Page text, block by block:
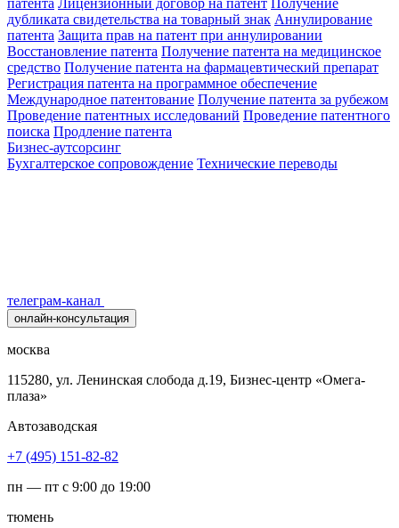
дубликата свидетельства на товарный знак Аннулирование
патента Защита прав на патент при аннулировании
Восстановление патента Получение патента на медицинское
средство Получение патента на фармацевтический препарат
Регистрация патента на программное обеспечение
Международное патентование Получение патента за рубежом
Проведение патентных исследований Проведение патентного
поиска Продление патента
Бизнес-аутсорсинг
Бухгалтерское сопровождение Технические переводы
телеграм-канал
онлайн-консультация
москва
115280, ул. Ленинская слобода д.19, Бизнес-центр «Омега-
плаза»
Автозаводская
+7 (495) 151-82-82
пн — пт с 9:00 до 19:00
тюмень